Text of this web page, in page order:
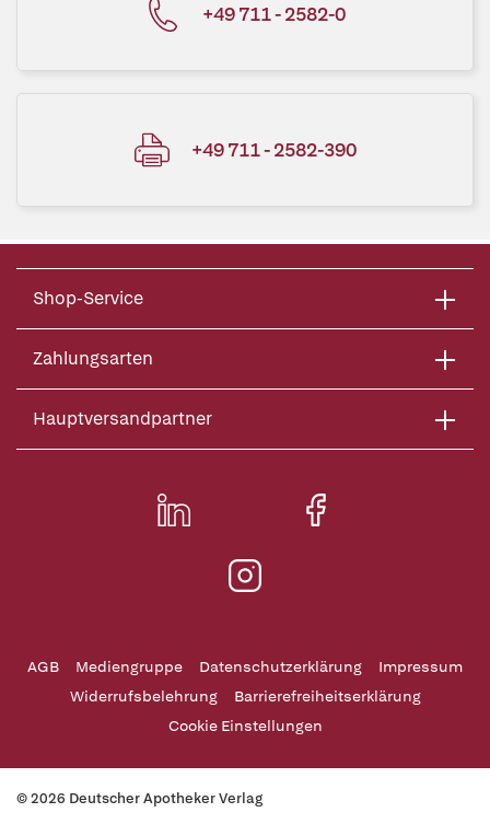
+49 711 - 2582-0
+49 711 - 2582-390
Shop-Service
Zahlungsarten
Hauptversandpartner
AGB Mediengruppe Datenschutzerklärung
Impressum
Widerrufsbelehrung
Barrierefreiheitserklärung
Cookie Einstellungen
© 2026 Deutscher Apotheker Verlag